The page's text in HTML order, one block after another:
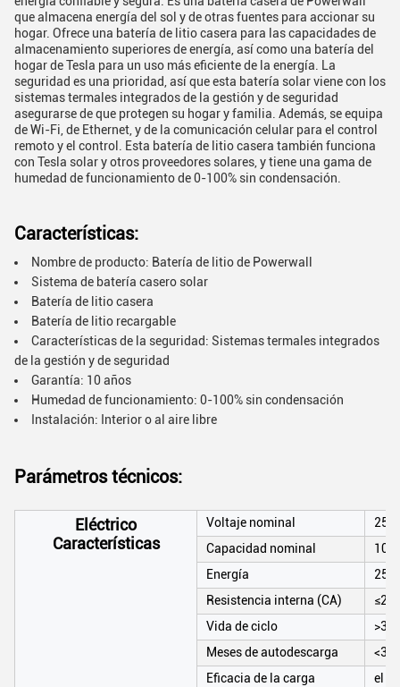
que almacena energía del sol y de otras fuentes para accionar su
hogar. Ofrece una batería de litio casera para las capacidades de
almacenamiento superiores de energía, así como una batería del
hogar de Tesla para un uso más eficiente de la energía. La
seguridad es una prioridad, así que esta batería solar viene con los
sistemas termales integrados de la gestión y de seguridad
asegurarse de que protegen su hogar y familia. Además, se equipa
de Wi-Fi, de Ethernet, y de la comunicación celular para el control
remoto y el control. Esta batería de litio casera también funciona
con Tesla solar y otros proveedores solares, y tiene una gama de
humedad de funcionamiento de 0-100% sin condensación.
Características:
Nombre de producto: Batería de litio de Powerwall
Sistema de batería casero solar
Batería de litio casera
Batería de litio recargable
Características de la seguridad: Sistemas termales integrados
de la gestión y de seguridad
Garantía: 10 años
Humedad de funcionamiento: 0-100% sin condensación
Instalación: Interior o al aire libre
Parámetros técnicos:
Eléctrico
Características
Voltaje nominal
Capacidad nominal
Energía
Resistencia interna (CA)
Vida de ciclo
Meses de autodescarga
<3>
Eficacia de la carga
el